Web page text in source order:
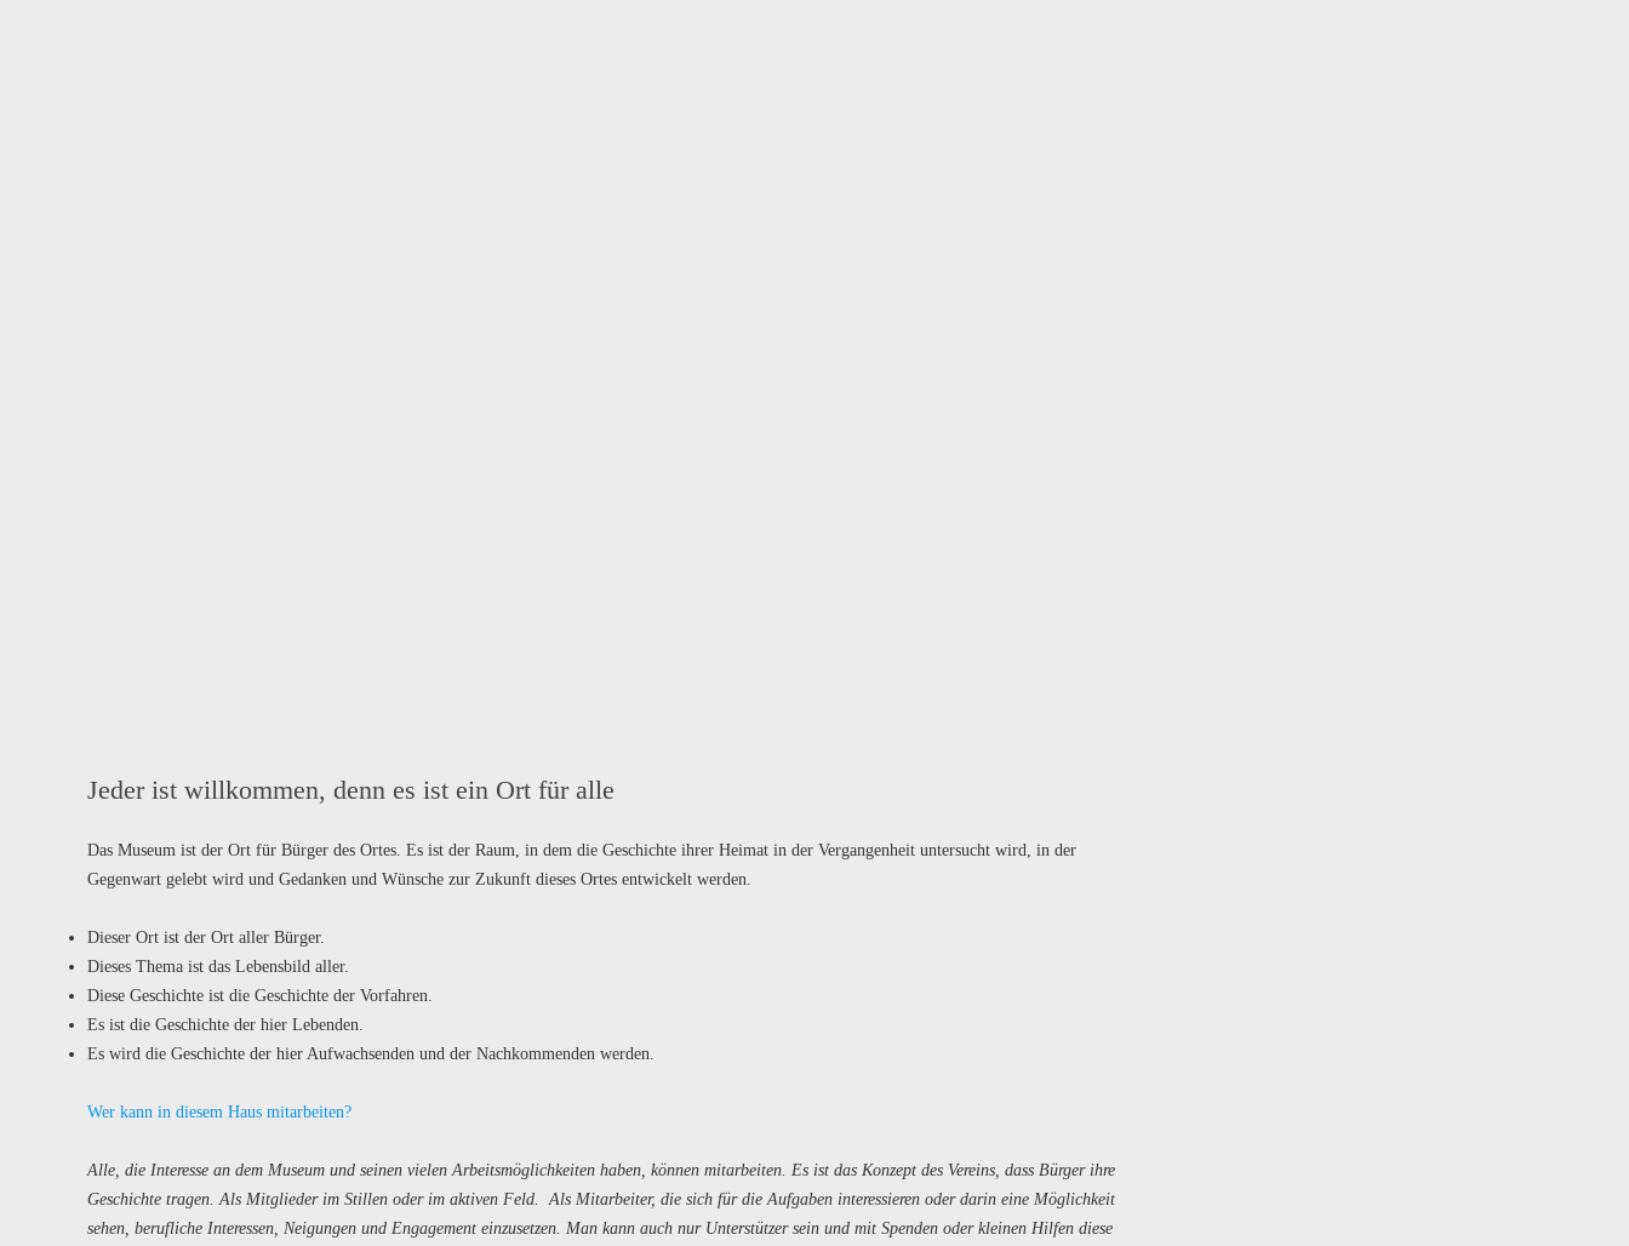
Jeder ist willkommen, denn es ist ein Ort für alle
Das Museum ist der Ort für Bürger des Ortes. Es ist der Raum, in dem die Geschichte ihrer Heimat in der Vergangenheit untersucht wird, in der
Gegenwart gelebt wird und Gedanken und Wünsche zur Zukunft dieses Ortes entwickelt werden.
Dieser Ort ist der Ort aller Bürger.
Dieses Thema ist das Lebensbild aller.
Diese Geschichte ist die Geschichte der Vorfahren.
Es ist die Geschichte der hier Lebenden.
Es wird die Geschichte der hier Aufwachsenden und der Nachkommenden werden.
Wer kann in diesem Haus mitarbeiten?
Alle, die Interesse an dem Museum und seinen vielen Arbeitsmöglichkeiten haben, können mitarbeiten. Es ist das Konzept des Vereins, dass Bürger ihre
Geschichte tragen. Als Mitglieder im Stillen oder im aktiven Feld. Als Mitarbeiter, die sich für die Aufgaben interessieren oder darin eine Möglichkeit
sehen, berufliche Interessen, Neigungen und Engagement einzusetzen. Man kann auch nur Unterstützer sein und mit Spenden oder kleinen Hilfen diese